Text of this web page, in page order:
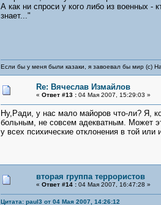
А как ни спроси у кого либо из военных -
знает..."
Если бы у меня были казаки, я завоевал бы мир (с)
Re: Вячеслав Измайлов
« Ответ #13 :04 Мая 2007, 15:29:03 »
Ну,Ради, у нас мало майоров что-ли? Я,
больным, не совсем адекватным. Может
у всех психические отклонения в той или
вторая группа террористов
« Ответ #14 :04 Мая 2007, 16:47:28 »
Цитата: paul3 от 04 Мая 2007, 14:26:12